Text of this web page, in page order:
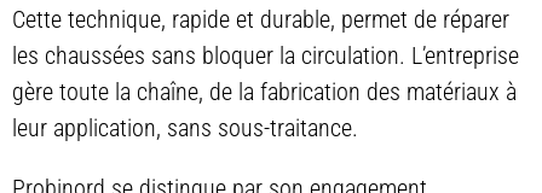
Cette technique, rapide et durable, permet de réparer
les chaussées sans bloquer la circulation. L’entreprise
gère toute la chaîne, de la fabrication des matériaux à
leur application, sans sous-traitance.